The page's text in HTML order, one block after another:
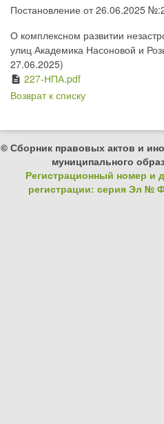
Постановление от 26.06.2025
О комплексном развитии
улиц Академика Насоновой и
27.06.2025)
description 227-НПА.pdf
Возврат к списку
© Сборник правовых актов и
муниципального
Регистрационный номер и
регистрации: серия Эл №